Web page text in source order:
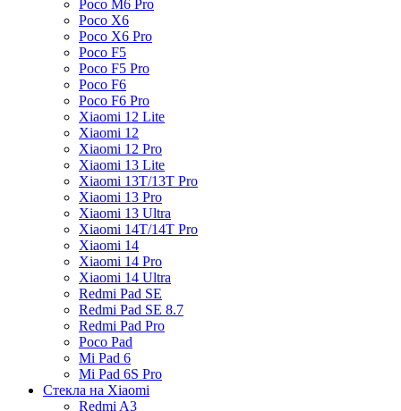
Poco M6 Pro
Poco X6
Poco X6 Pro
Poco F5
Poco F5 Pro
Poco F6
Poco F6 Pro
Xiaomi 12 Lite
Xiaomi 12
Xiaomi 12 Pro
Xiaomi 13 Lite
Xiaomi 13T/13T Pro
Xiaomi 13 Pro
Xiaomi 13 Ultra
Xiaomi 14T/14T Pro
Xiaomi 14
Xiaomi 14 Pro
Xiaomi 14 Ultra
Redmi Pad SE
Redmi Pad SE 8.7
Redmi Pad Pro
Poco Pad
Mi Pad 6
Mi Pad 6S Pro
Стекла на Xiaomi
Redmi A3